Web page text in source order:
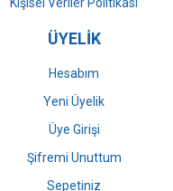
ÜYELİK
Hesabım
Yeni Üyelik
Üye Girişi
Şifremi Unuttum
Sepetiniz